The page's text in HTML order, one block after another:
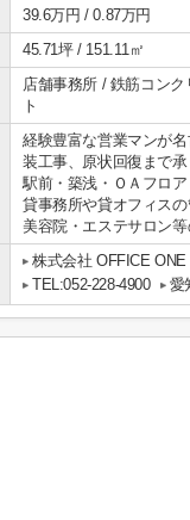
39.6万円 / 0.87万円
45.71坪 / 151.11㎡
店舗事務所 / 鉄筋コンク
ト
経験豊富な営業マンが
装工事、原状回復まで承
駅前・築浅・ＯＡフロ
貸事務所や貸オフィス
美容院・エステサロン
株式会社 OFFICE ONE
TEL:052-228-4900
愛